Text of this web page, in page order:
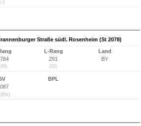
(-)
Straße südl. Rosenheim (St 2078)
L-Rang
291
(22)
Land
BY
BPL